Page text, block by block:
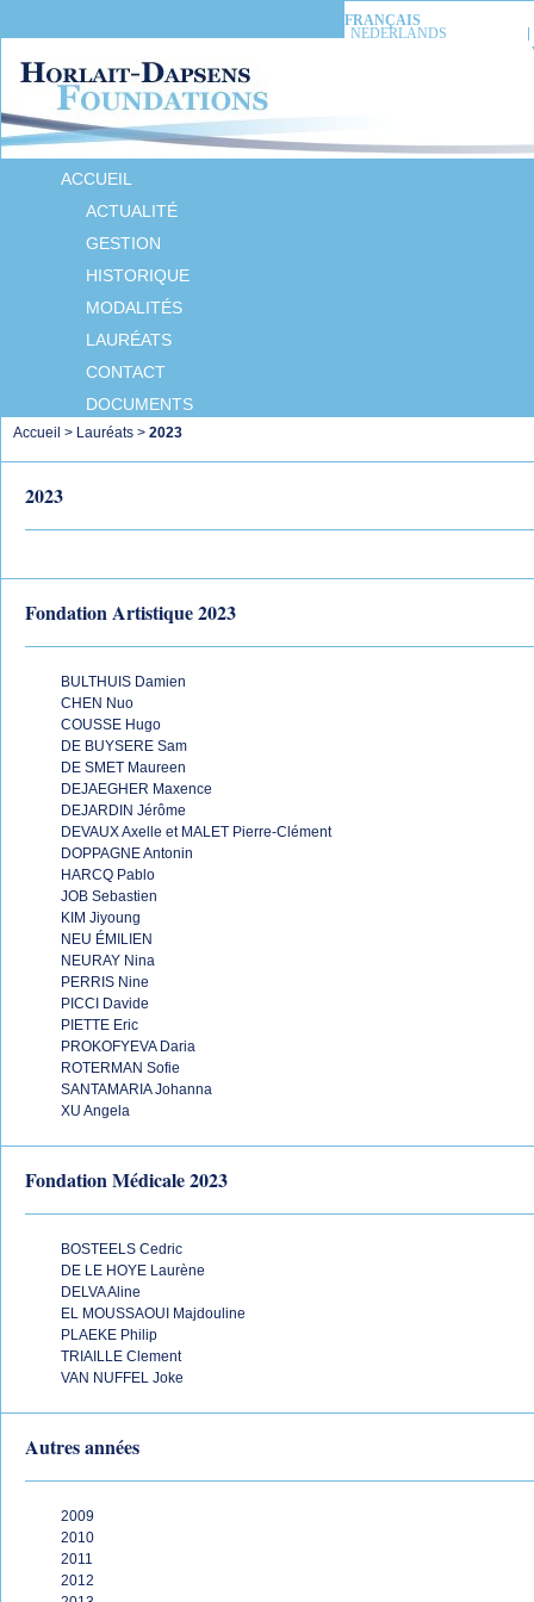
FRANÇAIS
NEDERLANDS
ACCUEIL
ACTUALITÉ
GESTION
HISTORIQUE
MODALITÉS
LAURÉATS
CONTACT
DOCUMENTS
Accueil > Lauréats > 2023
2023
Fondation Artistique 2023
BULTHUIS Damien
CHEN Nuo
COUSSE Hugo
DE BUYSERE Sam
DE SMET Maureen
DEJAEGHER Maxence
DEJARDIN Jérôme
DEVAUX Axelle et MALET Pierre-Clément
DOPPAGNE Antonin
HARCQ Pablo
JOB Sebastien
KIM Jiyoung
NEU ÉMILIEN
NEURAY Nina
PERRIS Nine
PICCI Davide
PIETTE Eric
PROKOFYEVA Daria
ROTERMAN Sofie
SANTAMARIA Johanna
XU Angela
Fondation Médicale 2023
BOSTEELS Cedric
DE LE HOYE Laurène
DELVA Aline
EL MOUSSAOUI Majdouline
PLAEKE Philip
TRIAILLE Clement
VAN NUFFEL Joke
Autres années
2009
2010
2011
2012